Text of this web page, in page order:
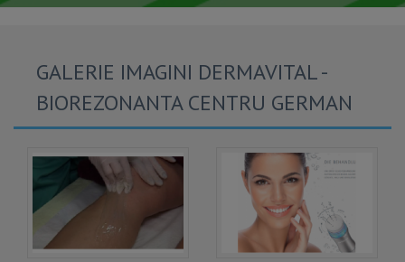
GALERIE IMAGINI DERMAVITAL -
BIOREZONANTA CENTRU GERMAN